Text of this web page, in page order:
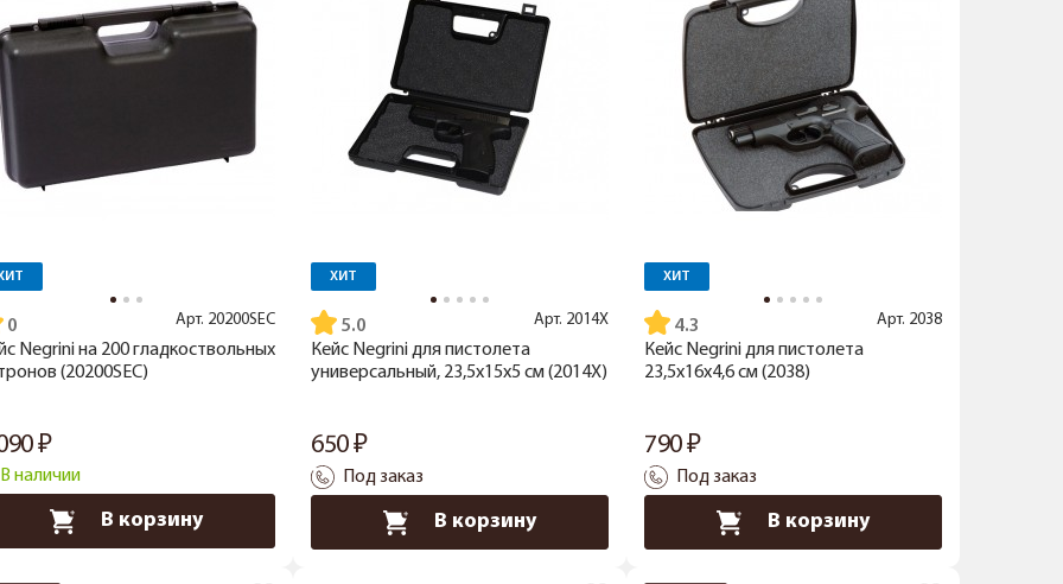
Арт. 20200SEC
Negrini на 200 гладкоствольных
(20200SEC)
В наличии
В корзину
ХИТ
5.0 Арт. 2014X
Кейс Negrini для пистолета
универсальный, 23,5x15x5 см (2014X)
650
Под заказ
В корзину
ХИТ
4.3 Арт. 2038
Кейс Negrini для пистолета
23,5x16x4,6 см (2038)
790
Под заказ
В корзину